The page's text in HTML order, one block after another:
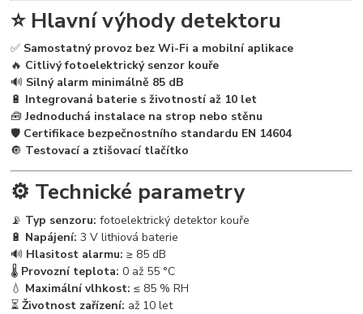
⭐ Hlavní výhody detektoru
✅ Samostatný provoz bez Wi-Fi a mobilní aplikace
🔥 Citlivý fotoelektrický senzor kouře
🔊 Silný alarm minimálně 85 dB
🔋 Integrovaná baterie s životností až 10 let
🧰Jednoduchá instalace na strop nebo stěnu
🛡️ Certifikace bezpečnostního standardu EN 14604
🔘 Testovací a ztišovací tlačítko
⚙️ Technické parametry
📡 Typ senzoru: fotoelektrický detektor kouře
🔋 Napájení: 3 V lithiová baterie
🔊 Hlasitost alarmu: ≥ 85 dB
🌡️ Provozní teplota: 0 až 55 °C
💧 Maximální vlhkost: ≤ 85 % RH
⏳Životnost zařízení: až 10 let